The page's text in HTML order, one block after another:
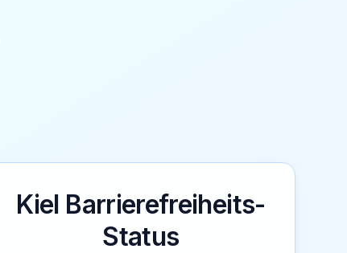
Kiel Barrierefreiheits-
Status